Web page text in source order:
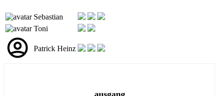
Sebastian
Toni
Patrick Heinz
ausgang